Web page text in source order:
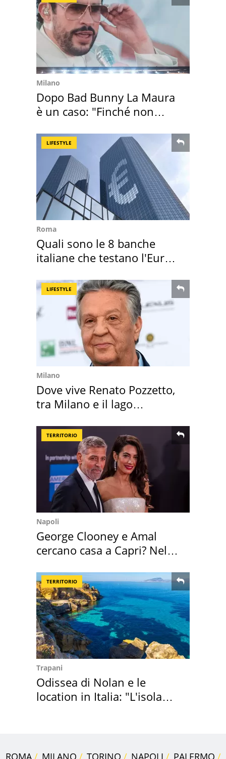
Milano
Dopo Bad Bunny La Maura
è un caso: "Finché non
LIFESTYLE
Roma
Quali sono le 8 banche
italiane che testano l'Euro
LIFESTYLE
Milano
Dove vive Renato Pozzetto,
tra Milano e il lago
TERRITORIO
Napoli
George Clooney e Amal
cercano casa a Capri? Nel
TERRITORIO
Trapani
Odissea di Nolan e le
location in Italia: "L'isola
ROMA MILANO TORINO NAPOLI
PALERMO